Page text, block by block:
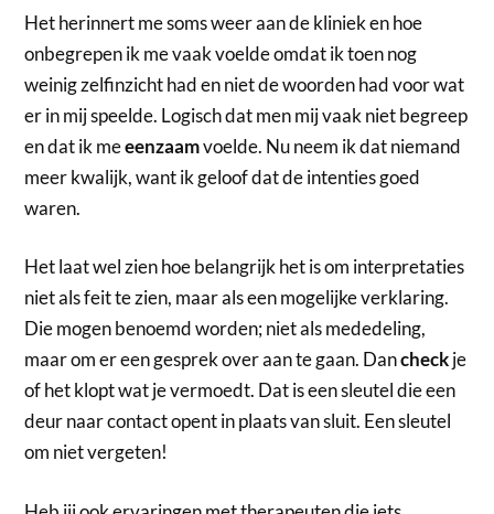
Het herinnert me soms weer aan de kliniek en hoe
onbegrepen ik me vaak voelde omdat ik toen nog
weinig zelfinzicht had en niet de woorden had voor wat
er in mij speelde. Logisch dat men mij vaak niet begreep
en dat ik meeenzaamvoelde. Nu neem ik dat niemand
meer kwalijk, want ik geloof dat de intenties goed
waren.
Het laat wel zien hoe belangrijk het is om interpretaties
niet als feit te zien, maar als een mogelijke verklaring.
Die mogen benoemd worden; niet als mededeling,
maar om er een gesprek over aan te gaan. Dancheckje
of het klopt wat je vermoedt. Dat is een sleutel die een
deur naar contact opent in plaats van sluit. Een sleutel
om niet vergeten!